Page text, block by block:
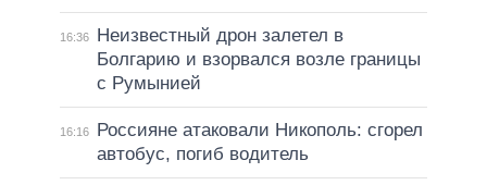
16:36
Неизвестный дрон залетел в
Болгарию и взорвался возле границы
с Румынией
16:16
Россияне атаковали Никополь: сгорел
автобус, погиб водитель